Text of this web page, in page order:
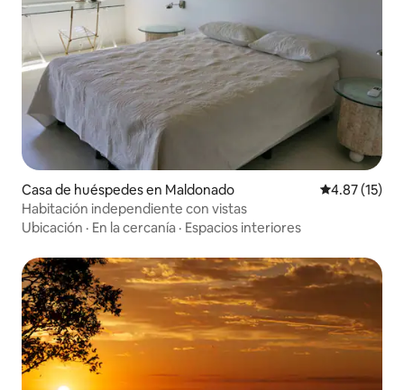
Casa de huéspedes en Maldonado Calificación
4.87 (15)
Habitación independiente con vistas
Ubicación · En la cercanía · Espacios interiores